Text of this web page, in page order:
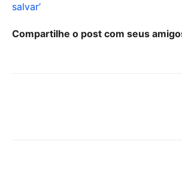
salvar’
Compartilhe o post com seus